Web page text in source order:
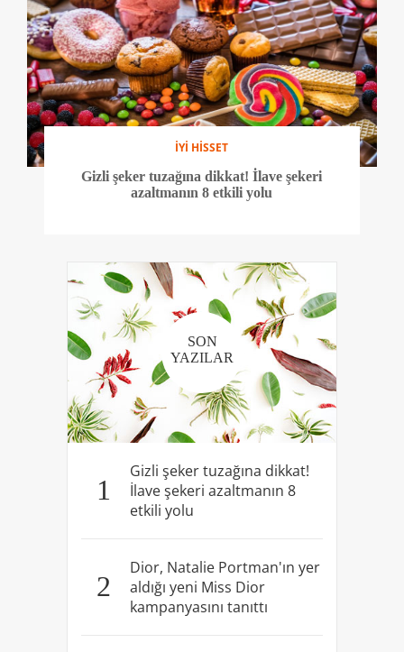
İYİ HİSSET
Gizli şeker tuzağına dikkat! İlave şekeri
azaltmanın 8 etkili yolu
SON
YAZILAR
1
Gizli şeker tuzağına dikkat!
İlave şekeri azaltmanın 8
etkili yolu
2
Dior, Natalie Portman'ın yer
aldığı yeni Miss Dior
kampanyasını tanıttı